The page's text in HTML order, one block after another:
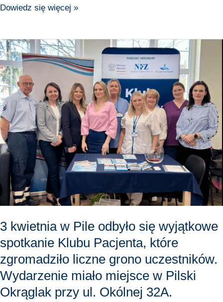
American
Poland
oraz
Grupa
Scanmed
Dowiedz się więcej »
3 kwietnia w Pile odbyło się wyjątkowe
spotkanie Klubu Pacjenta, które
zgromadziło liczne grono uczestników.
Wydarzenie miało miejsce w Pilski
Okrąglak przy ul. Okólnej 32A.
3
kwietnia
w
Pile
odbyło
się
wyjątkowe
spotkanie
Klubu
Pacjenta,
które
zgromadziło
grono
uczestników.
Wydarzenie
miało
miejsce
w